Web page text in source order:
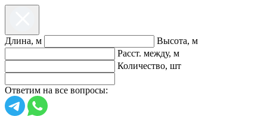
Длина, м
Высота, м
Расст. между, м
Количество, шт
Ответим на все вопросы: